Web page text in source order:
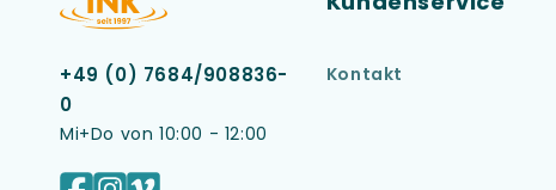
+49 (0) 7684/908836-
0
Mi+Do von 10:00 - 12:00
Kontakt